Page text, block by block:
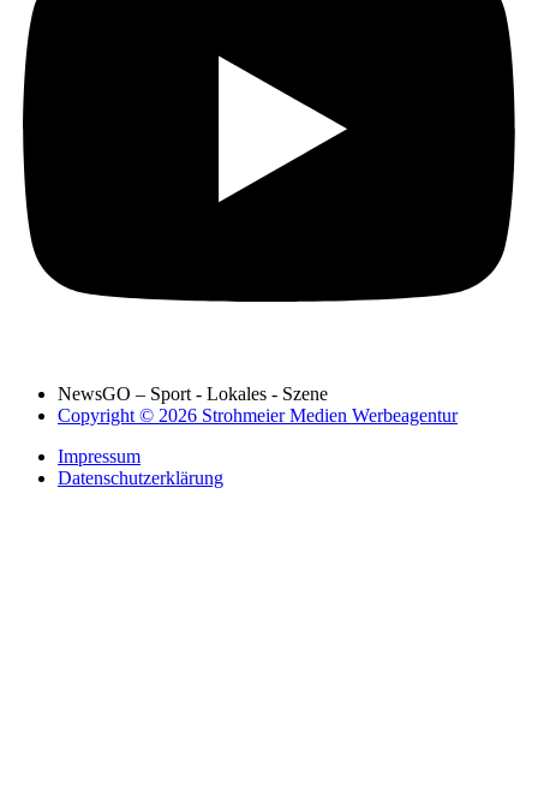
NewsGO – Sport - Lokales - Szene
Copyright © 2026 Strohmeier Medien Werbeagentur
Impressum
Datenschutzerklärung